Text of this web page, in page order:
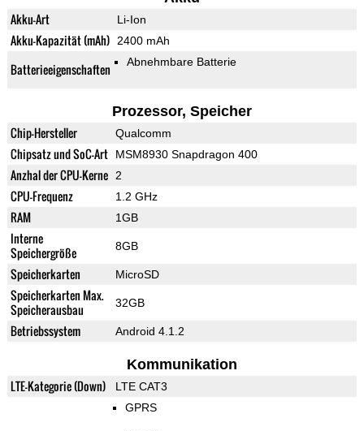
Akku-Art Li-Ion
Akku-Kapazität (mAh) 2400 mAh
Batterieeigenschaften Abnehmbare Batterie
Prozessor, Speicher
Chip-Hersteller Qualcomm
Chipsatz und SoC-Art MSM8930 Snapdragon 400
Anzhal der CPU-Kerne 2
CPU-Frequenz 1.2 GHz
RAM 1GB
Interne
Speichergröße
8GB
Speicherkarten MicroSD
Speicherkarten Max.
Speicherausbau
32GB
Betriebssystem Android 4.1.2
Kommunikation
LTE-Kategorie (Down) LTE CAT3
GPRS